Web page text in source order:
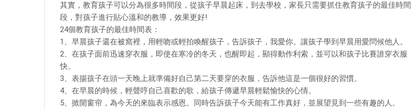
其實，教育孩子可以分為很多時間段，從孩子早晨起床，到去學校，家長只需要抓住教育孩子的最佳時間
段，對孩子進行貼心溫和的教導，效果更好!
24個教育孩子的最佳時間表：
1、早晨孩子還在被窩裡，用輕吻或輕拍喚醒孩子，告訴孩子，我愛你。讓孩子學到早晨用愛問候他人。
2、在孩子面前迅速穿衣服，即使在寒冷的冬天，也醒即起，顯得動作利索，並可以和孩子比賽誰穿衣服
快。
3、表揚孩子在頭一天晚上就準備好自己第二天要穿的衣服，告訴他這是一個很好的習慣。
4、在早晨的時候，輕聲哼自己喜歡的歌，給孩子傳遞早晨輕鬆愉快的心情。
5、掀開窗帘，為今天的來臨表示感恩。同時告訴孩子今天能有工作真好，並展望見到一些有趣的人。